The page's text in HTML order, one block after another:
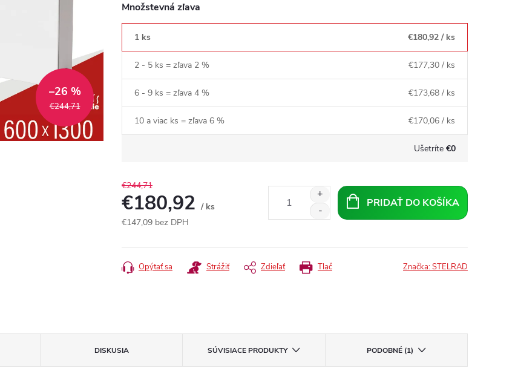
€244,71
–26 %
Množstevná zľava
1 ks €180,92 / ks
2 - 5 ks = zľava 2 % €177,30 / ks
6 - 9 ks = zľava 4 % €173,68 / ks
10 a viac ks = zľava 6 % €170,06 / ks
Ušetríte €0
€244,71
€180,92 / ks
€147,09 bez DPH
cena:
PRIDAŤ DO KOŠÍKA
Tlač
Opýtať sa Strážiť Zdieľať Značka:STELRAD
DISKUSIA SÚVISIACE PRODUKTY PODOBNÉ (1)